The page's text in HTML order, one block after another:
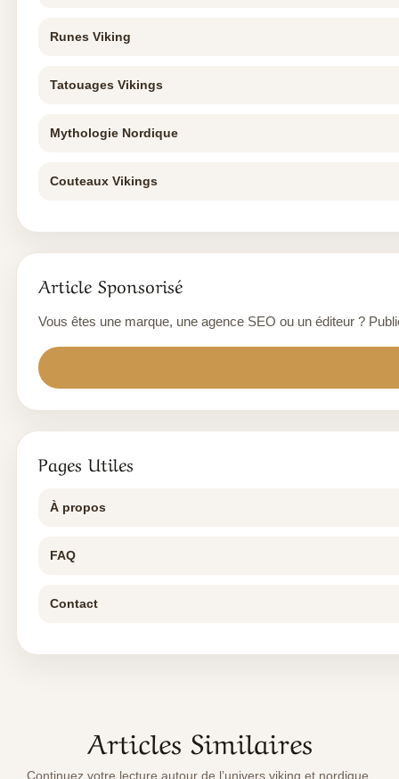
Runes Viking
Tatouages Vikings
Mythologie Nordique
Couteaux Vikings
Article Sponsorisé
Vous êtes une marque, une agence SEO ou un éditeur ?
Pages Utiles
À propos
FAQ
Contact
Articles Similaires
Continuez votre lecture autour de l’univers viking et nordique.